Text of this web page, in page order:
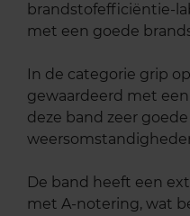
brandstofefficiëntie-
met een goede
In de categorie grip
gewaardeerd met
deze band zeer
De band heeft een
met A-notering, wat